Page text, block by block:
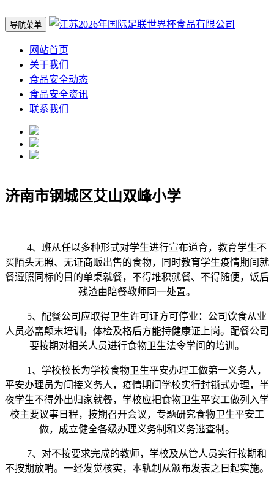
导航菜单
网站首页
关于我们
食品安全动态
食品安全资讯
联系我们
济南市钢城区艾山双峰小学
4、班从任以多种形式对学生进行宣布道育，教育学生不
买陌头无照、无证商贩出售的食物，同时教育学生疫情期间就
餐遵照同标的目的单桌就餐，不得堆积就餐、不得随便，饭后
残渣由陪餐教师同一处置。
5、配餐公司应取得卫生许可证方可停业：公司饮食从业
人员必需颠末培训，体检及格后方能持健康证上岗。配餐公司
要按期对相关人员进行食物卫生法令学问的培训。
1、学校校长为学校食物卫生平安办理工做第一义务人，
平安办理员为间接义务人，疫情期间学校实行封锁式办理，半
夜学生不得外出归家就餐，学校应把食物卫生平安工做列入学
校主要议事日程，按期召开会议，专题研究食物卫生平安工
做，成立健全各级办理义务制和义务逃查制。
7、对不按要求完成的教师，学校及从管人员实行按期和
不按期放哨。一经发觉核实，本轨制从颁布发表之日起实施。